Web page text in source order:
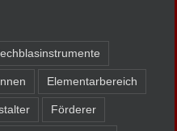
Elementarbereich
Förderer